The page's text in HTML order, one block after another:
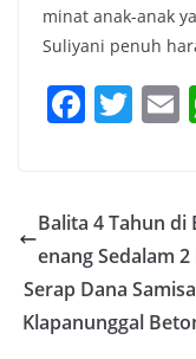
minat anak-anak
Suliyani penuh
F
e
b
o
o
T
er l
Balita 4 Tahun di
enang Sedalam
Serap Dana
Klapanunggal